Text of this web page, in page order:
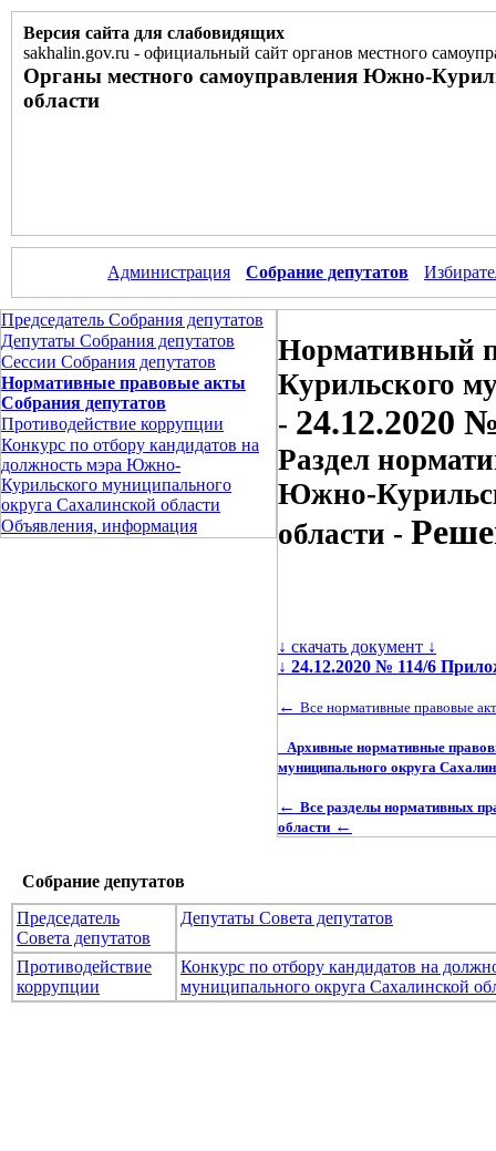
Версия сайта для слабовидящих
sakhalin.gov.ru - официальный сайт органов местного
Органы местного самоуправления Южно-
области
Администрация Собрание депутатов
Председатель Собрания депутатов
Депутаты Собрания депутатов
Сессии Собрания депутатов
Нормативные правовые акты
Собрания депутатов
Противодействие коррупции
Конкурс по отбору кандидатов на
должность мэра Южно-
Курильского муниципального
округа Сахалинской области
Объявления, информация
Нормативный
Курильского
- 24.12.2020
Раздел
Южно-
области -
↓ скачать документ ↓
↓ 24.12.2020 № 114/6
← Все нормативные правовые
Архивные нормативные
муниципального округа
← Все разделы нормативных
области ←
Собрание депутатов
Председатель
Совета депутатов
Депутаты Совета депутатов
Противодействие
коррупции
Конкурс по отбору кандидатов на
муниципального округа Сахалинской